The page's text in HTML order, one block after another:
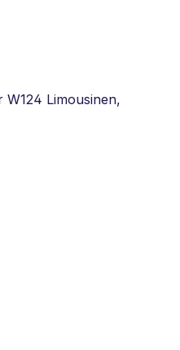
Limousinen,